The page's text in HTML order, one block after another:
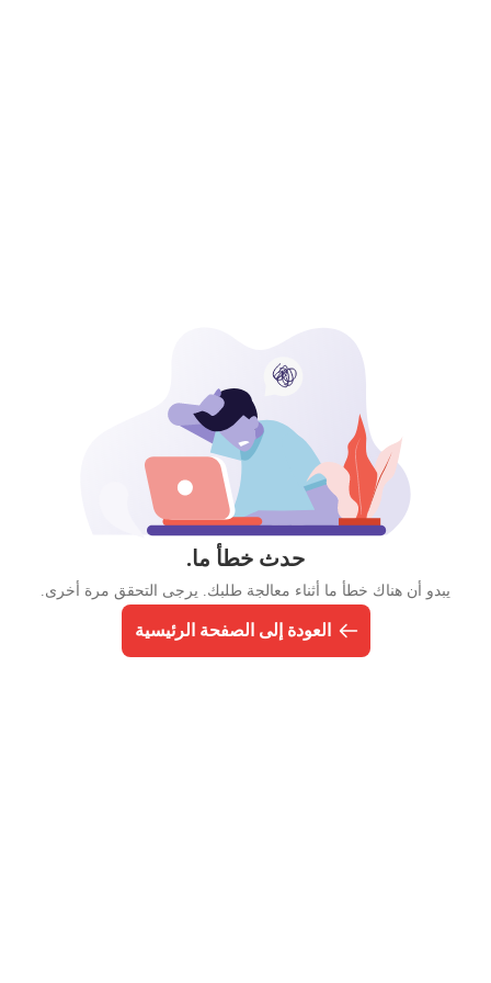
حدث خطأ ما.
يبدو أن هناك خطأ ما أثناء معالجة طلبك. يرجى التحقق مرة أخرى.
العودة إلى الصفحة الرئيسية